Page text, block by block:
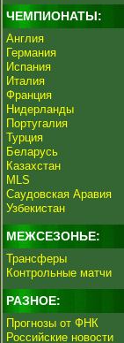
ЧЕМПИОНАТЫ:
Англия
Германия
Испания
Италия
Франция
Нидерланды
Португалия
Турция
Беларусь
Казахстан
MLS
Саудовская Аравия
Узбекистан
МЕЖСЕЗОНЬЕ:
Трансферы
Контрольные матчи
РАЗНОЕ:
Прогнозы от ФНК
Российские новости